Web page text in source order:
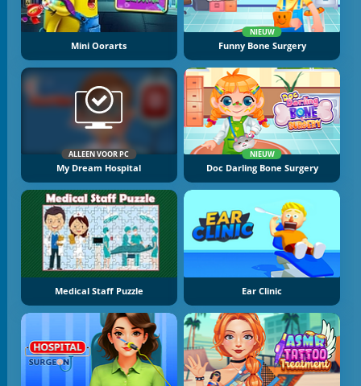
Mini Oorarts
NIEUW
Funny Bone Surgery
ALLEEN VOOR PC
My Dream Hospital
NIEUW
Doc Darling Bone Surgery
Medical Staff Puzzle Ear Clinic